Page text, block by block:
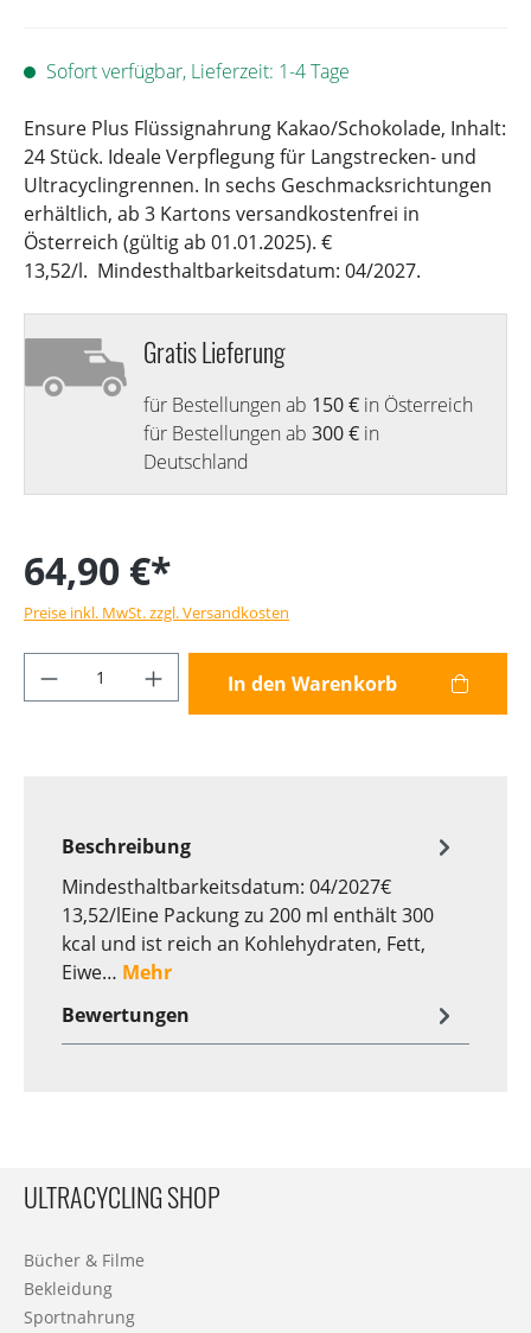
Sofort verfügbar, Lieferzeit: 1-4 Tage
Ensure Plus Flüssignahrung Kakao/Schokolade, Inhalt:
24 Stück. Ideale Verpflegung für Langstrecken- und
Ultracyclingrennen. In sechs Geschmacksrichtungen
erhältlich, ab 3 Kartons versandkostenfrei in
Österreich (gültig ab 01.01.2025). €
13,52/l. Mindesthaltbarkeitsdatum: 04/2027.
Gratis Lieferung
für Bestellungen ab 150 € in Österreich
für Bestellungen ab 300 € in
Deutschland
64,90 €*
Preise inkl. MwSt. zzgl. Versandkosten
Produkt Anzahl: Gib den gewünschten
In den Warenkorb
Beschreibung
Mindesthaltbarkeitsdatum: 04/2027€
13,52/lEine Packung zu 200 ml enthält 300
kcal und ist reich an Kohlehydraten, Fett,
Eiwe… Mehr
Bewertungen
ULTRACYCLING SHOP
Bücher & Filme
Bekleidung
Sportnahrung